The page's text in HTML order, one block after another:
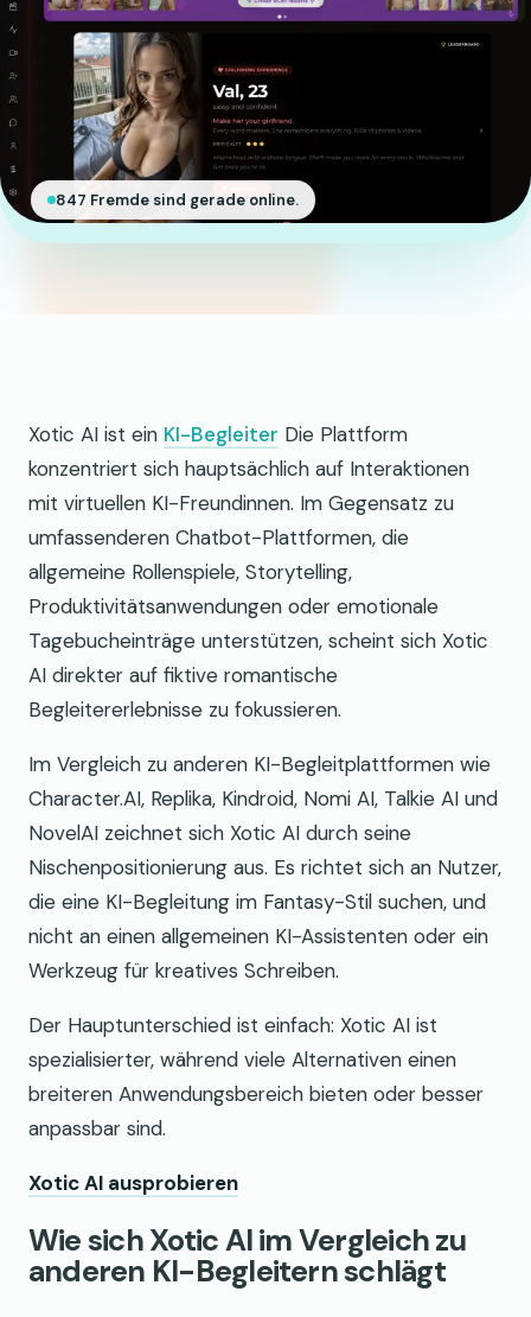
847 Fremde sind gerade online.
Xotic AI ist ein KI-Begleiter Die Plattform
konzentriert sich hauptsächlich auf Interaktionen
mit virtuellen KI-Freundinnen. Im Gegensatz zu
umfassenderen Chatbot-Plattformen, die
allgemeine Rollenspiele, Storytelling,
Produktivitätsanwendungen oder emotionale
Tagebucheinträge unterstützen, scheint sich Xotic
AI direkter auf fiktive romantische
Begleitererlebnisse zu fokussieren.
Im Vergleich zu anderen KI-Begleitplattformen wie
Character.AI, Replika, Kindroid, Nomi AI, Talkie AI und
NovelAI zeichnet sich Xotic AI durch seine
Nischenpositionierung aus. Es richtet sich an Nutzer,
die eine KI-Begleitung im Fantasy-Stil suchen, und
nicht an einen allgemeinen KI-Assistenten oder ein
Werkzeug für kreatives Schreiben.
Der Hauptunterschied ist einfach: Xotic AI ist
spezialisierter, während viele Alternativen einen
breiteren Anwendungsbereich bieten oder besser
anpassbar sind.
Xotic AI ausprobieren
Wie sich Xotic AI im Vergleich zu
anderen KI-Begleitern schlägt